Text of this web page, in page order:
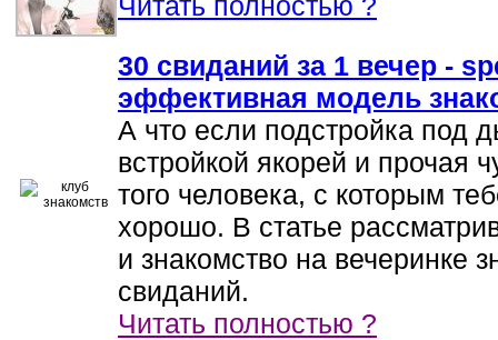
30 свиданий за 1 вечер -
эффективная модель
А что если подстройка под
встройкой якорей и прочая
того человека, с которым
хорошо. В статье
и знакомство на вечеринке
свиданий.
Читать полностью ?